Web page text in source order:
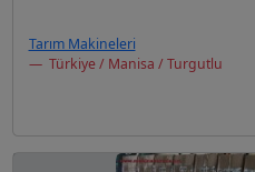
Tarım Makineleri
Türkiye / Manisa / Turgutlu